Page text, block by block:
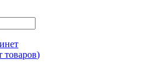
товаров)